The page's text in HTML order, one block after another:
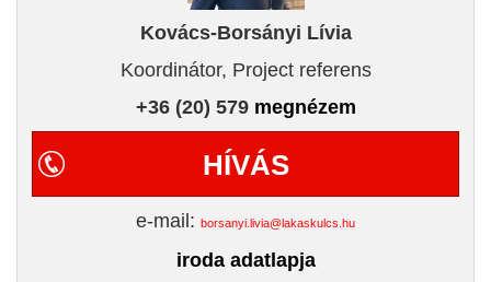
Kovács-Borsányi Lívia
Koordinátor, Project referens
+36 (20) 579 megnézem
HÍVÁS
e-mail: borsanyi.livia@lakaskulcs.hu
iroda adatlapja